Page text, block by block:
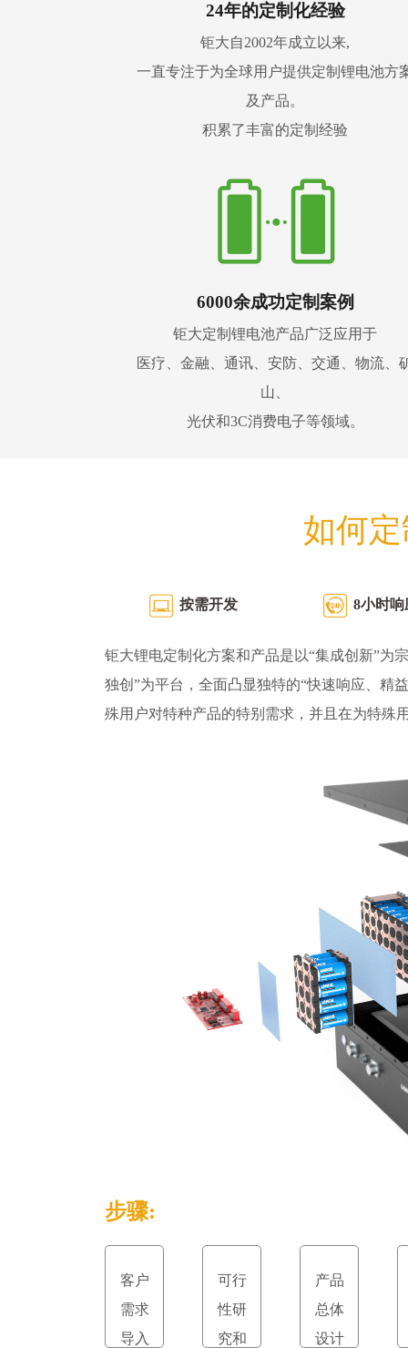
24年的定制化经验
钜大自2002年成立以来,
一直专注于为全球用户提供定制锂电池方
及产品。
积累了丰富的定制经验
6000余成功定制案例
钜大定制锂电池产品广泛应用于
医疗、金融、通讯、安防、交通、物流、
山、
光伏和3C消费电子等领域。
如何
按需开发 8小时响
钜大锂电定制化方案和产品是以“集成创新”为
独创”为平台，全面凸显独特的“快速响应、精
殊用户对特种产品的特别需求，并且在为特殊
步骤:
客户
需求
导入
可行
性研
究和
产品
总体
设计